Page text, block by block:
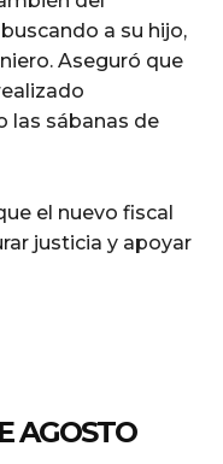
a su hijo,
Aseguró que
las sábanas de
el nuevo fiscal
justicia y apoyar
AGOSTO